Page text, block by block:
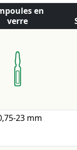
en
verre
23 mm